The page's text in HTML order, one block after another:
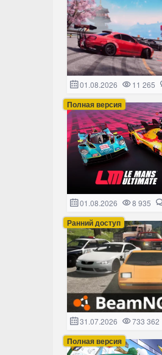
01.08.2026 11 265
Полная версия
01.08.2026 8 935
Ранний доступ
31.07.2026 733 362
Полная версия